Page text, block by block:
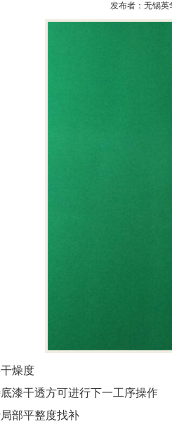
发布者：无锡英
燥度
漆干透方可进行下一工序操作
部平整度找补